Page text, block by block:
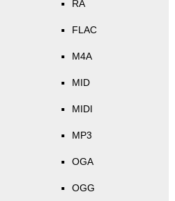
RA
FLAC
M4A
MID
MIDI
MP3
OGA
OGG